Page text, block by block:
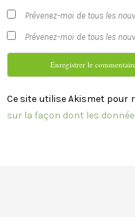
Prévenez-moi de tous les
Prévenez-moi de tous les
Ce site utilise Akismet pour
sur la façon dont les